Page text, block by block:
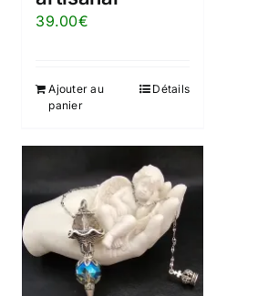
39.00€
Ajouter au
panier
Détails